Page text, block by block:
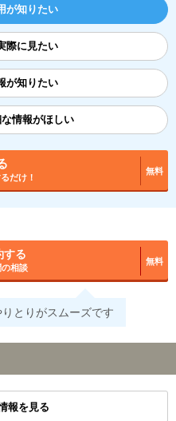
が知りたい
際に見たい
が知りたい
情報がほしい
だけ！
無料
する
相談
無料
とりがスムーズです
報を見る